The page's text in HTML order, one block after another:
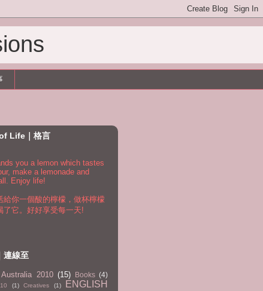
Life｜格言
you a lemon which tastes
make a lemonade and
Enjoy life!
給你一個酸的檸檬，做杯檸檬
了它。好好享受每一天!
連線至
Australia 2010 (15) Books (4)
(1) Creatives (1)
ENGLISH